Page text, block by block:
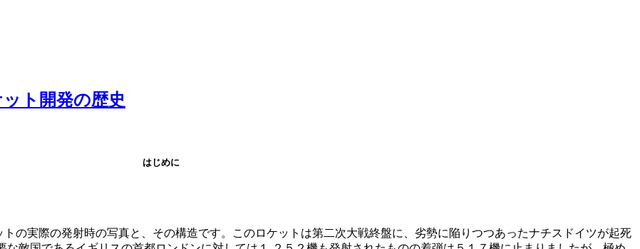
ト開発の歴史
はじめに
の実際の発射時の写真と、その構造です。このロケットは第二次大戦終盤に、劣勢に陥りつつあったナチスドイツが起死